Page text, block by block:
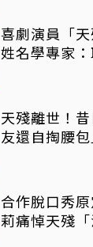
喜劇演員「
姓名學專家
天殘離世！
友還自掏腰
合作脫口秀
莉痛悼天殘